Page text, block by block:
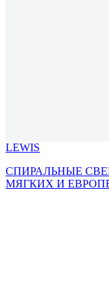
LEWIS
СПИРАЛЬНЫЕ
МЯГКИХ И